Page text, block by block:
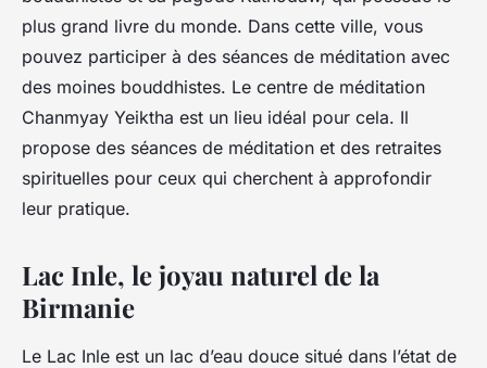
plus grand livre du monde. Dans cette ville, vous
pouvez participer à des séances de méditation avec
des moines bouddhistes. Le centre de méditation
Chanmyay Yeiktha est un lieu idéal pour cela. Il
propose des séances de méditation et des retraites
spirituelles pour ceux qui cherchent à approfondir
leur pratique.
Lac Inle, le joyau naturel de la
Birmanie
Le Lac Inle est un lac d’eau douce situé dans l’état de